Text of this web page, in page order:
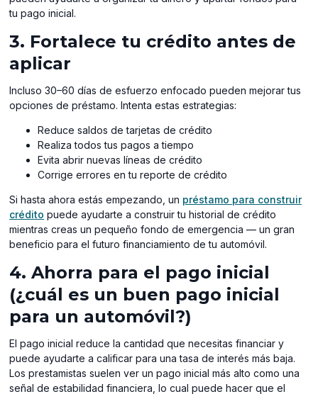
tu pago inicial.
3. Fortalece tu crédito antes de
aplicar
Incluso 30–60 días de esfuerzo enfocado pueden mejorar tus
opciones de préstamo. Intenta estas estrategias:
Reduce saldos de tarjetas de crédito
Realiza todos tus pagos a tiempo
Evita abrir nuevas líneas de crédito
Corrige errores en tu reporte de crédito
Si hasta ahora estás empezando, un préstamo para construir
crédito puede ayudarte a construir tu historial de crédito
mientras creas un pequeño fondo de emergencia — un gran
beneficio para el futuro financiamiento de tu automóvil.
4. Ahorra para el pago inicial
(¿cuál es un buen pago inicial
para un automóvil?)
El pago inicial reduce la cantidad que necesitas financiar y
puede ayudarte a calificar para una tasa de interés más baja.
Los prestamistas suelen ver un pago inicial más alto como una
señal de estabilidad financiera, lo cual puede hacer que el